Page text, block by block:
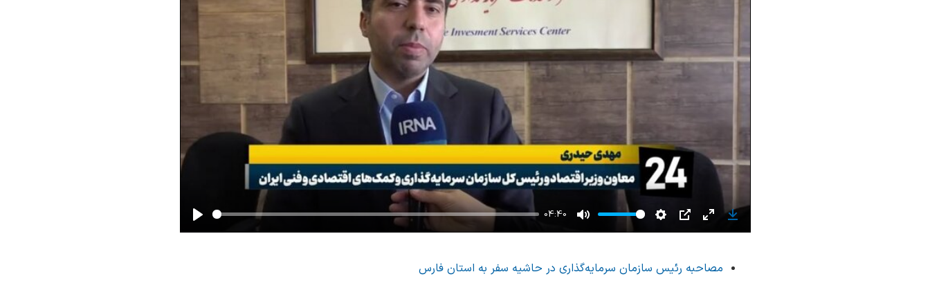
Play
04:40
Mute Settings
PIP EnterDownload
مصاحبه رئیس سازمان سرمایه‌گذاری در حاشیه سفر به استان فارس